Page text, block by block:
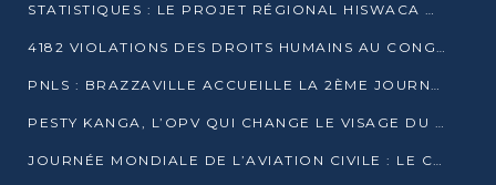
STATISTIQUES : LE PROJET RÉGIONAL HISWACA OFFICIELLEMENT LANCÉ AU CONGO
4182 VIOLATIONS DES DROITS HUMAINS AU CONGO EN 2025 SELON LE CAD
PNLS : BRAZZAVILLE ACCUEILLE LA 2ÈME JOURNÉE SCIENTIFIQUE SUR LE VIH/SIDA
PESTY KANGA, L’OPV QUI CHANGE LE VISAGE DU REPORTAGE AU CONGO
JOURNÉE MONDIALE DE L’AVIATION CIVILE : LE CONGO MISE SUR L’INNOVATION ET LA SÉCURITÉ